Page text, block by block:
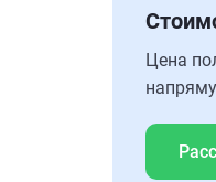
Цена